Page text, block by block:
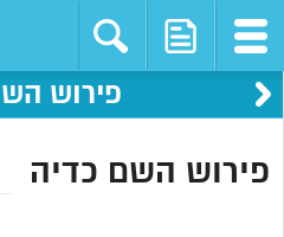
פירוש
פירוש השם כדיה